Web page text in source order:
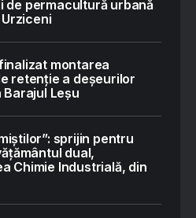
de permacultură urbană
montarea
retenție a deșeurilor
Leșu
sprijin pentru
dual,
Chimie Industrială, din